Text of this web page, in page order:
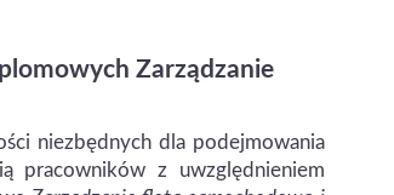
Zarządzanie
niezbędnych dla podejmowania
pracowników z uwzględnieniem